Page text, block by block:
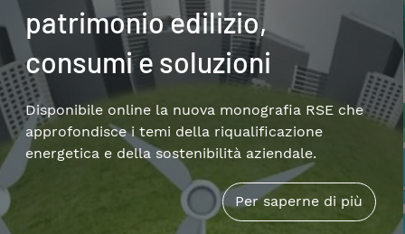
patrimonio edilizio,
consumi e soluzioni
Disponibile online la nuova monografia RSE che
approfondisce i temi della riqualificazione
energetica e della sostenibilità aziendale.
Per saperne di più